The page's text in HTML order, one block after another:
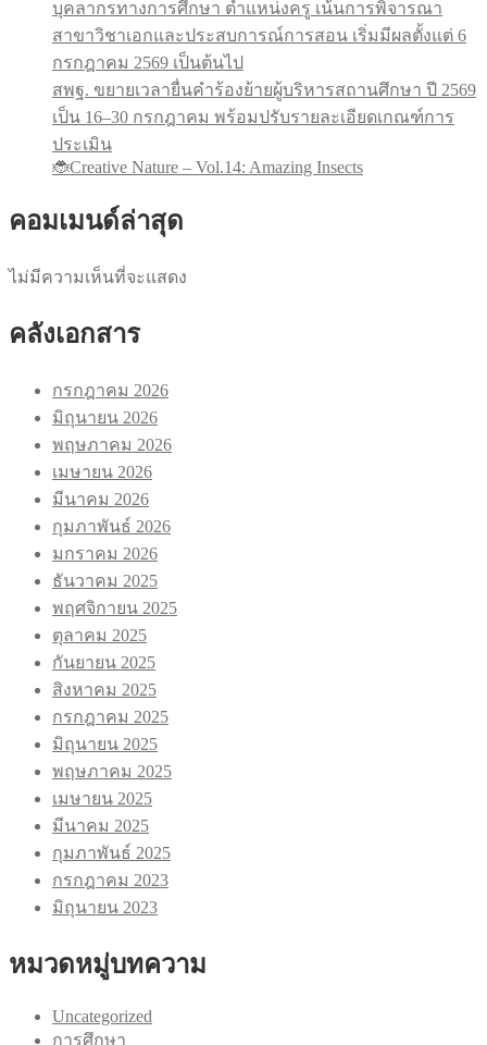
บุคลากรทางการศึกษา ตำแหน่งครู เน้นการพิจารณา
สาขาวิชาเอกและประสบการณ์การสอน เริ่มมีผลตั้งแต่ 6
กรกฎาคม 2569 เป็นต้นไป
สพฐ. ขยายเวลายื่นคำร้องย้ายผู้บริหารสถานศึกษา ปี 2569
เป็น 16–30 กรกฎาคม พร้อมปรับรายละเอียดเกณฑ์การ
ประเมิน
🐞Creative Nature – Vol.14: Amazing Insects
คอมเมนด์ล่าสุด
ไม่มีความเห็นที่จะแสดง
คลังเอกสาร
กรกฎาคม 2026
มิถุนายน 2026
พฤษภาคม 2026
เมษายน 2026
มีนาคม 2026
กุมภาพันธ์ 2026
มกราคม 2026
ธันวาคม 2025
พฤศจิกายน 2025
ตุลาคม 2025
กันยายน 2025
สิงหาคม 2025
กรกฎาคม 2025
มิถุนายน 2025
พฤษภาคม 2025
เมษายน 2025
มีนาคม 2025
กุมภาพันธ์ 2025
กรกฎาคม 2023
มิถุนายน 2023
หมวดหมู่บทความ
Uncategorized
การศึกษา